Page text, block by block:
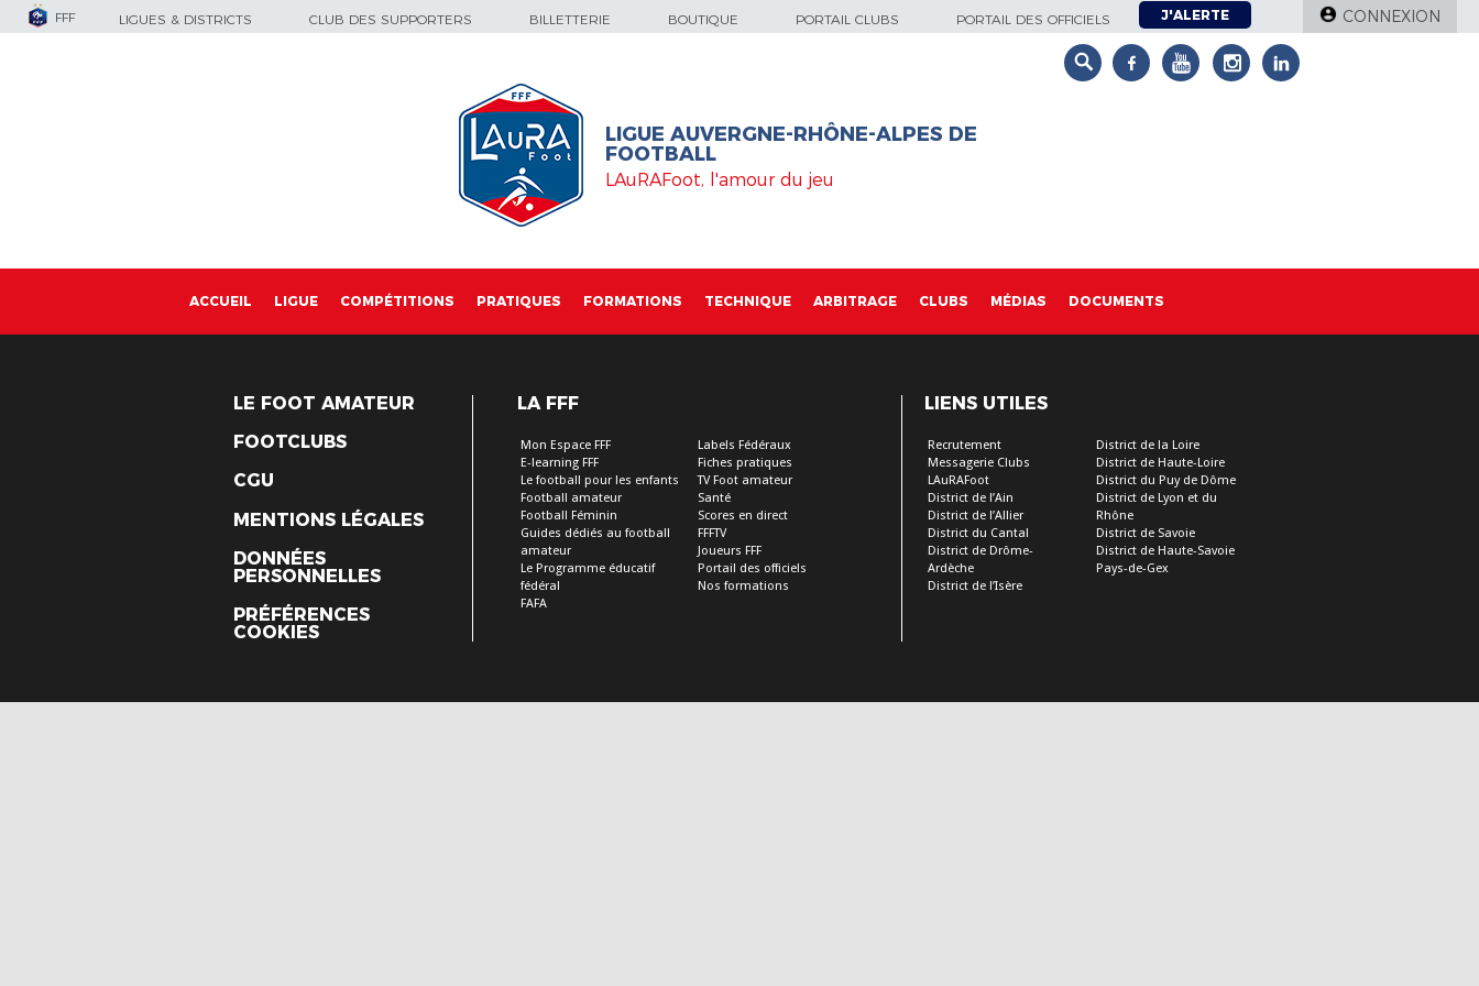
FFF LIGUES & DISTRICTS CLUB DES SUPPORTERS BILLETTERIE BOUTIQUE PORTAIL CLUBS PORTAIL DES OFFICIELS J'ALERTE CONNEXION
LIGUE AUVERGNE-RHÔNE-ALPES DE
FOOTBALL
LAuRAFoot, l'amour du jeu
ACCUEIL LIGUE COMPÉTITIONS PRATIQUES FORMATIONS TECHNIQUE ARBITRAGE CLUBS MÉDIAS DOCUMENTS
LE FOOT AMATEUR
FOOTCLUBS
CGU
MENTIONS LÉGALES
DONNÉES
PERSONNELLES
PRÉFÉRENCES
COOKIES
LA FFF
Mon Espace FFF
E-learning FFF
Le football pour les enfants
Football amateur
Football Féminin
Guides dédiés au football
amateur
Le Programme éducatif
fédéral
FAFA
Labels Fédéraux
Fiches pratiques
TV Foot amateur
Santé
Scores en direct
FFFTV
Joueurs FFF
Portail des officiels
Nos formations
LIENS UTILES
Recrutement
Messagerie Clubs
LAuRAFoot
District de l’Ain
District de l’Allier
District du Cantal
District de Drôme-
Ardèche
District de l’Isère
District de la Loire
District de Haute-Loire
District du Puy de Dôme
District de Lyon et du
Rhône
District de Savoie
District de Haute-Savoie
Pays-de-Gex